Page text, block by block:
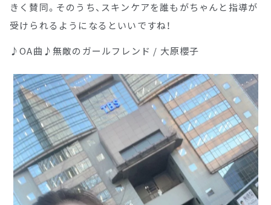
きく賛同。そのうち、スキンケアを誰もがちゃんと指導が
受けられるようになるといいですね！
♪OA曲♪無敵のガールフレンド / 大原櫻子